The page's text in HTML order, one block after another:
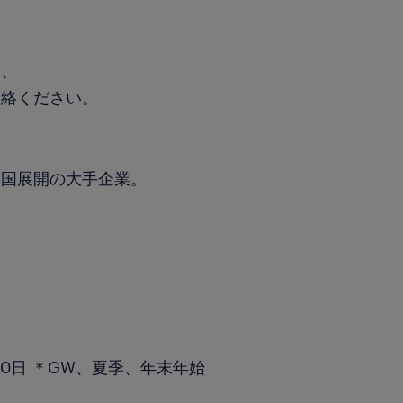
ください。
展開の大手企業。
日 ＊GW、夏季、年末年始